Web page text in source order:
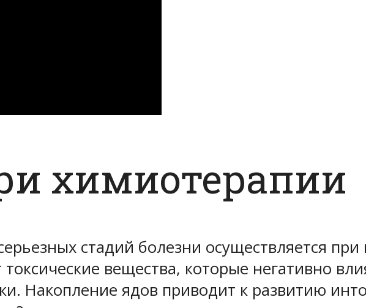
химиотерапии
стадий болезни осуществляется
вещества, которые негативно
Накопление ядов приводит к развитию